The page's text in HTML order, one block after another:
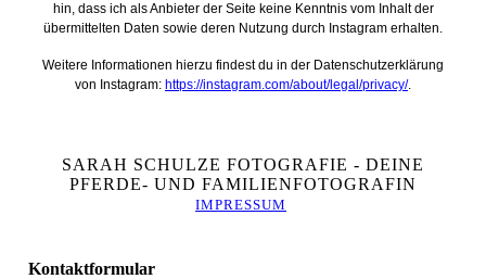
hin, dass ich als Anbieter der Seite keine Kenntnis vom Inhalt der
übermittelten Daten sowie deren Nutzung durch Instagram erhalten.
Weitere Informationen hierzu findest du in der Datenschutzerklärung
von Instagram: https://instagram.com/about/legal/privacy/.
SARAH SCHULZE FOTOGRAFIE - DEINE
PFERDE- UND FAMILIENFOTOGRAFIN
IMPRESSUM
Kontaktformular